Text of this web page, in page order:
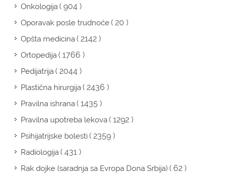
Onkologija( 904 )
Oporavak posle trudnoće( 20 )
Opšta medicina( 2142 )
Ortopedija( 1766 )
Pedijatrija( 2044 )
Plastična hirurgija( 2436 )
Pravilna ishrana( 1435 )
Pravilna upotreba lekova( 1292 )
Psihijatrijske bolesti( 2359 )
Radiologija( 431 )
Rak dojke (saradnja sa Evropa Dona Srbija)( 62 )